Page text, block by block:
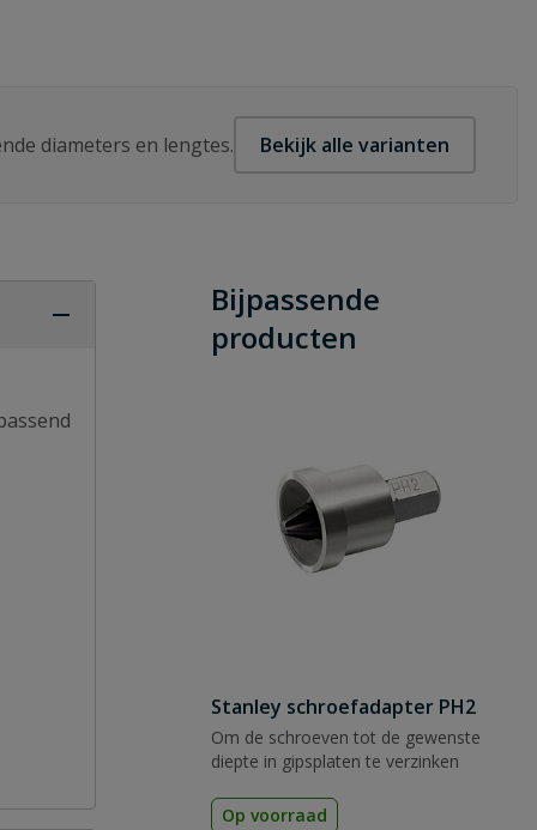
diameters en lengtes. Bekijk alle varianten
Bijpassende
producten
Stanley schroefadapter PH2
Om de schroeven tot de gewenste
diepte in gipsplaten te verzinken
Op voorraad